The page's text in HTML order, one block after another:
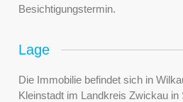
Besichtigungstermin.
Lage
Die Immobilie befindet sich in
Kleinstadt im Landkreis Zwickau